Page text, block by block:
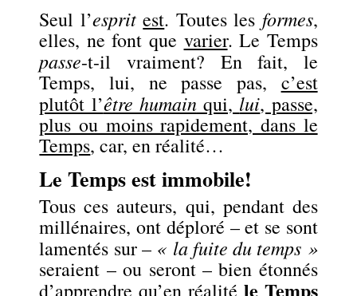
Seul l’esprit est. Toutes les formes,
elles, ne font que varier. Le Temps
passe-t-il vraiment? En fait, le
Temps, lui, ne passe pas, c’est
plutôt l’être humainqui, lui, passe,
plus ou moins rapidement, dans le
Temps, car, en réalité…
Le Temps est immobile!
Tous ces auteurs, qui, pendant des
millénaires, ont déploré – et se sont
lamentés sur – « la fuite du temps »
seraient – ou seront – bien étonnés
d’apprendre qu’en réalité le Temps